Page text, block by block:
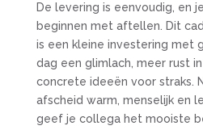
De levering is eenvoudig, en
beginnen met aftellen. Dit
is een kleine investering met
dag een glimlach, meer rust
concrete ideeën voor straks.
afscheid warm, menselijk en
geef je collega het mooiste